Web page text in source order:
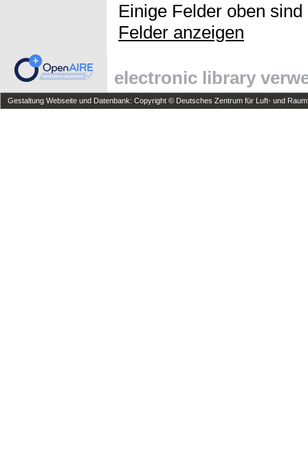
Einige Felder oben
Felder anzeigen
electronic library
Gestaltung Webseite und Datenbank: Copyright © Deutsches Zentrum für Luft- und